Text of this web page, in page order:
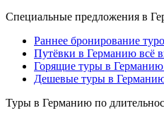
Специальные предложения в
Раннее бронирование
Путёвки в Германию всё
Горящие туры в
Дешевые туры в
Туры в Германию по